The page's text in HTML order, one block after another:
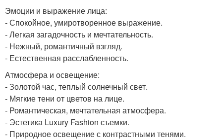
Эмоции и выражение лица:
- Спокойное, умиротворенное выражение.
- Легкая загадочность и мечтательность.
- Нежный, романтичный взгляд.
- Естественная расслабленность.
Атмосфера и освещение:
- Золотой час, теплый солнечный свет.
- Мягкие тени от цветов на лице.
- Романтическая, мечтательная атмосфера.
- Эстетика Luxury Fashion съемки.
- Природное освещение с контрастными тенями.